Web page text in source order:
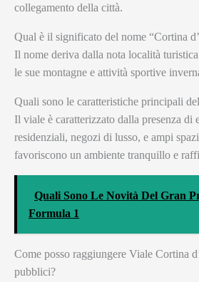
collegamento della città.
Qual è il significato del nome “Cortina
Il nome deriva dalla nota località
le sue montagne e attività sportive
Quali sono le caratteristiche principali
Il viale è caratterizzato dalla presenza di
residenziali, negozi di lusso, e ampi
favoriscono un ambiente tranquillo e
Quali Sono Le Novità Del Gran
Formula 1
Come posso raggiungere Viale Cortina
pubblici?